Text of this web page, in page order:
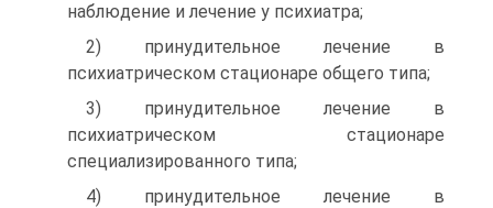
наблюдение и лечение у психиатра;
2) принудительное лечение в
психиатрическом стационаре общего типа;
3) принудительное лечение в
психиатрическом стационаре
специализированного типа;
4) принудительное лечение в